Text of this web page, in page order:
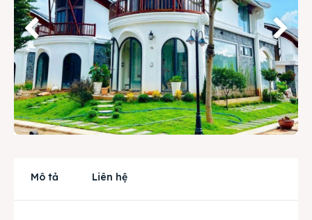
Trang chủ
Dự án
Mua bán
Cho thuê
Liên hệ
Mô tả Liên hệ